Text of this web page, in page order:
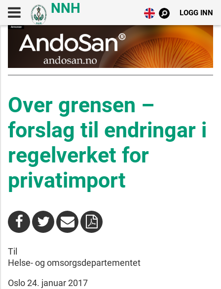
LOGG INN
Over grensen –
forslag til endringar i
regelverket for
privatimport
Til
Helse- og omsorgsdepartementet
Oslo 24. januar 2017